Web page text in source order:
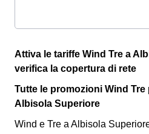
Attiva le tariffe Wind Tre a
verifica la copertura di rete
Tutte le promozioni Wind Tre
Albisola Superiore
Wind e Tre a Albisola